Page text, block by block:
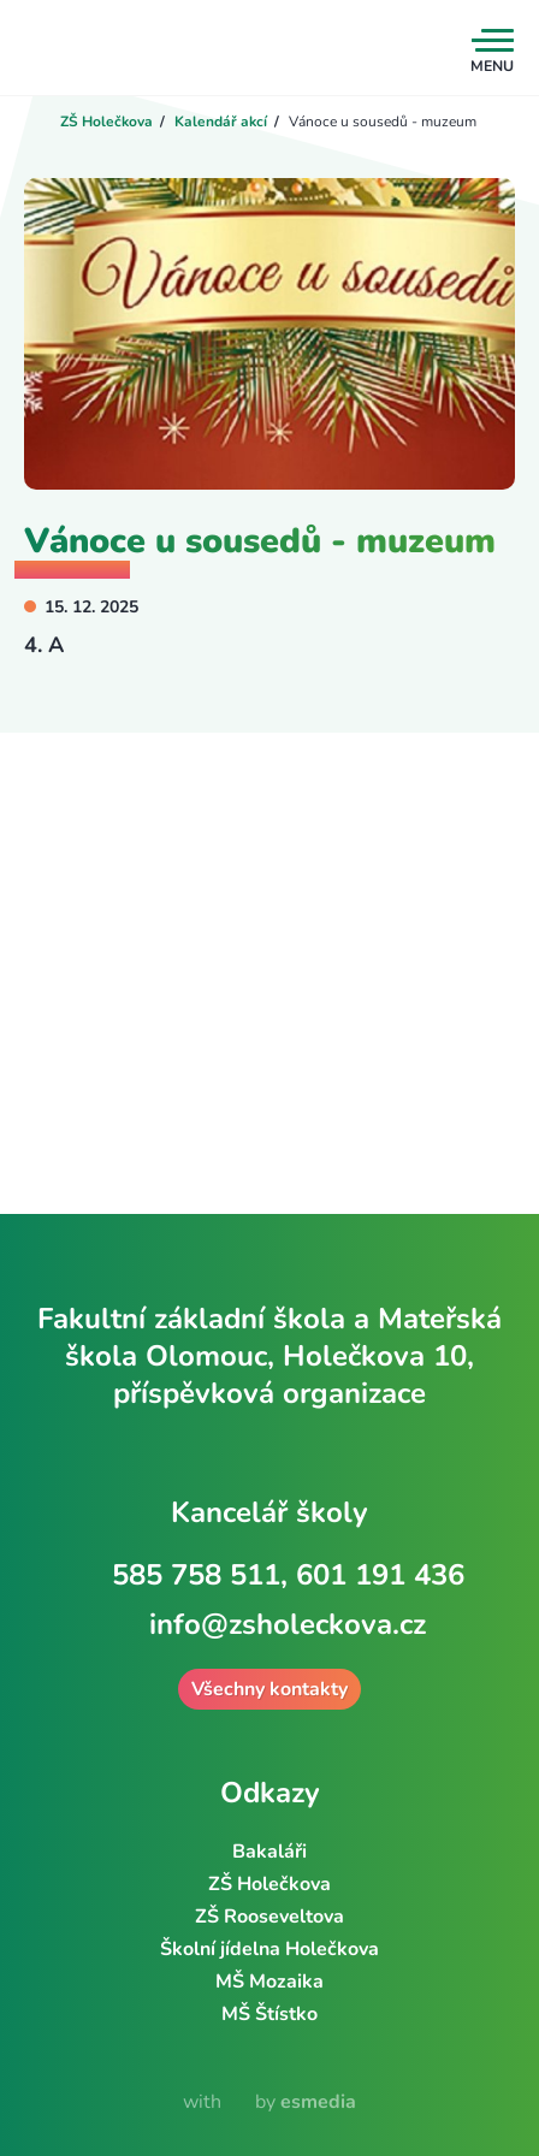
MENU
ZŠ Holečkova / Kalendář akcí / Vánoce u sousedů - muzeum
Vánoce u sousedů - muzeum
15. 12. 2025
4. A
Fakultní základní škola a Mateřská
škola Olomouc, Holečkova 10,
příspěvková organizace
Kancelář školy
585 758 511, 601 191 436
info@zsholeckova.cz
Všechny kontakty
Odkazy
Bakaláři
ZŠ Holečkova
ZŠ Rooseveltova
Školní jídelna Holečkova
MŠ Mozaika
MŠ Štístko
with byesmedia